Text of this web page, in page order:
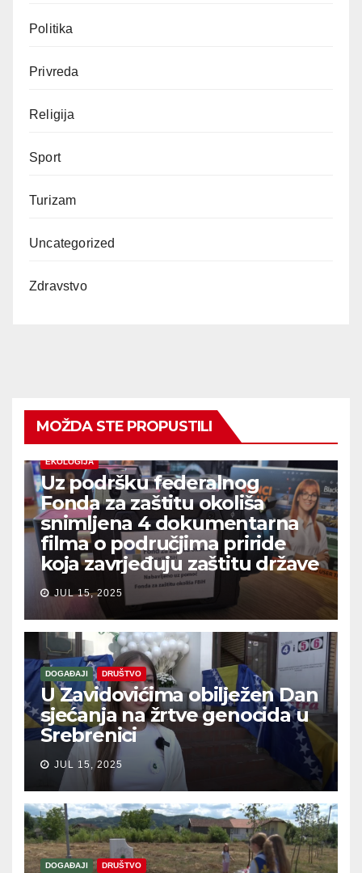
Politika
Privreda
Religija
Sport
Turizam
Uncategorized
Zdravstvo
MOŽDA STE PROPUSTILI
EKOLOGIJA
Uz podršku federalnog
Fonda za zaštitu okoliša
snimljena 4 dokumentarna
filma o područjima priride
koja zavrjeđuju zaštitu države
JUL 15, 2025
DOGAĐAJI DRUŠTVO
U Zavidovićima obilježen Dan
sjećanja na žrtve genocida u
Srebrenici
JUL 15, 2025
DOGAĐAJI DRUŠTVO